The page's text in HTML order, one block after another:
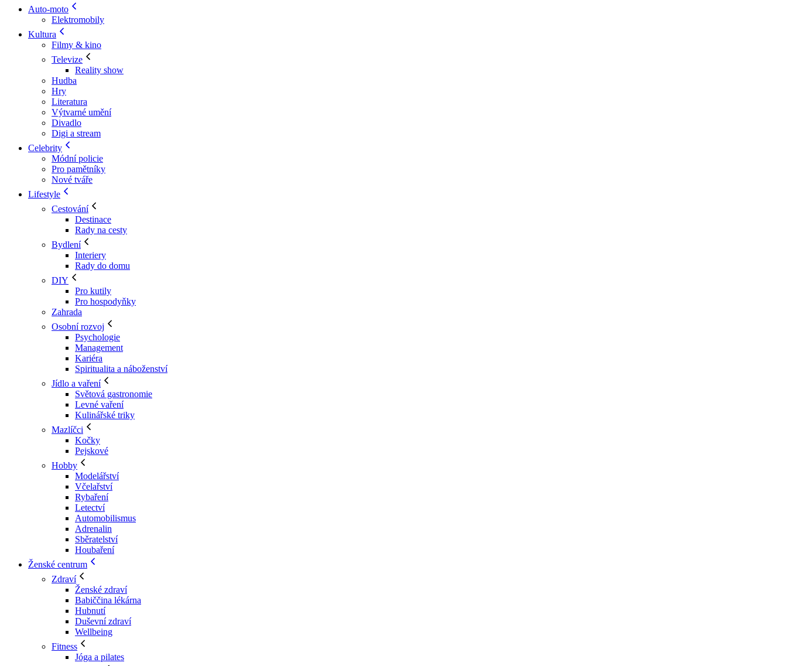
Auto-moto
Elektromobily
Kultura
Filmy & kino
Televize
Reality show
Hudba
Hry
Literatura
Výtvarné umění
Divadlo
Digi a stream
Celebrity
Módní policie
Pro pamětníky
Nové tváře
Lifestyle
Cestování
Destinace
Rady na cesty
Bydlení
Interiery
Rady do domu
DIY
Pro kutily
Pro hospodyňky
Zahrada
Osobní rozvoj
Psychologie
Management
Kariéra
Spiritualita a náboženství
Jídlo a vaření
Světová gastronomie
Levné vaření
Kulinářské triky
Mazlíčci
Kočky
Pejskové
Hobby
Modelářství
Včelařství
Rybaření
Letectví
Automobilismus
Adrenalin
Sběratelství
Houbaření
Ženské centrum
Zdraví
Ženské zdraví
Babiččina lékárna
Hubnutí
Duševní zdraví
Wellbeing
Fitness
Jóga a pilates